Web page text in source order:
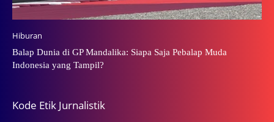
Hiburan
Balap Dunia di GP Mandalika: Siapa Saja Pebalap Muda
Indonesia yang Tampil?
Kode Etik Jurnalistik